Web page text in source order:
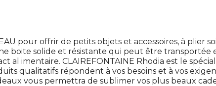
pour offrir de petits objets et accessoires, à plier
boite solide et résistante qui peut être transportée
al imentaire. CLAIREFONTAINE Rhodia est le
qualitatifs répondent à vos besoins et à vos
vous permettra de sublimer vos plus beaux